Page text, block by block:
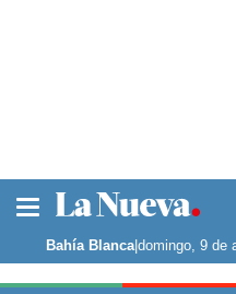
Noticias
Bahía Blanca|domingo, 9 de